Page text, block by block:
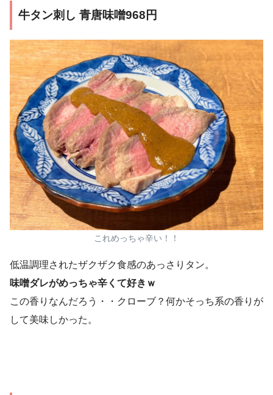
牛タン刺し 青唐味噌968円
これめっちゃ辛い！！
低温調理されたザクザク食感のあっさりタン。
味噌ダレがめっちゃ辛くて好きｗ
この香りなんだろう・・クローブ？何かそっち系の香りが
して美味しかった。